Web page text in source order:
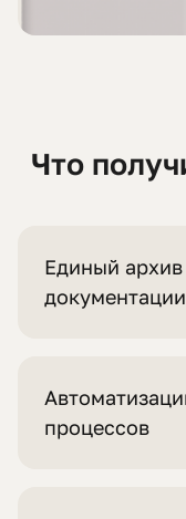
Что
Единый архив
документации
процессов